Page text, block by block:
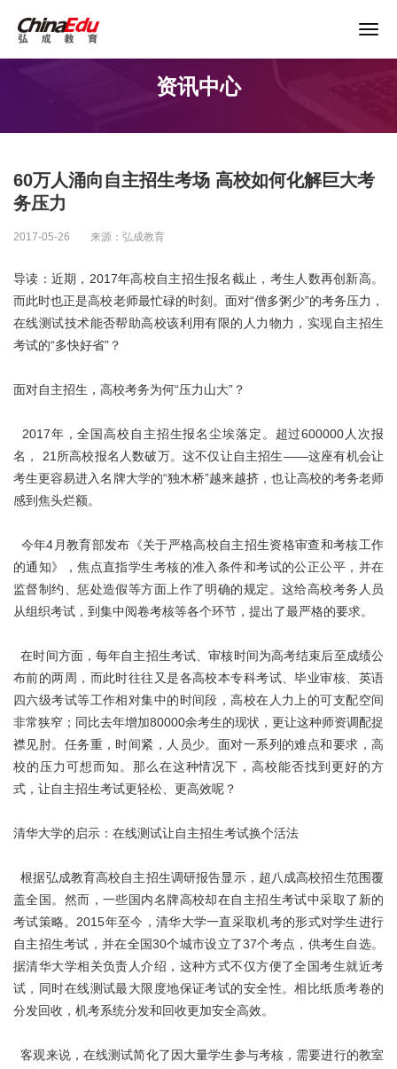
企业培训
教育产品
课程资源
资讯中心
60万人涌向自主招生考场 高校如何化解巨大考
务压力
2017-05-26 来源：弘成教育
导读：近期，2017年高校自主招生报名截止，考生人数再创新高。
而此时也正是高校老师最忙碌的时刻。面对“僧多粥少”的考务压力，
在线测试技术能否帮助高校该利用有限的人力物力，实现自主招生
考试的“多快好省”？
面对自主招生，高校考务为何“压力山大”？
2017年，全国高校自主招生报名尘埃落定。超过600000人次报
名， 21所高校报名人数破万。这不仅让自主招生——这座有机会让
考生更容易进入名牌大学的“独木桥”越来越挤，也让高校的考务老师
感到焦头烂额。
今年4月教育部发布《关于严格高校自主招生资格审查和考核工作
的通知》，焦点直指学生考核的准入条件和考试的公正公平，并在
监督制约、惩处造假等方面上作了明确的规定。这给高校考务人员
从组织考试，到集中阅卷考核等各个环节，提出了最严格的要求。
在时间方面，每年自主招生考试、审核时间为高考结束后至成绩公
布前的两周，而此时往往又是各高校本专科考试、毕业审核、英语
四六级考试等工作相对集中的时间段，高校在人力上的可支配空间
非常狭窄；同比去年增加80000余考生的现状，更让这种师资调配捉
襟见肘。任务重，时间紧，人员少。面对一系列的难点和要求，高
校的压力可想而知。那么在这种情况下，高校能否找到更好的方
式，让自主招生考试更轻松、更高效呢？
清华大学的启示：在线测试让自主招生考试换个活法
根据弘成教育高校自主招生调研报告显示，超八成高校招生范围覆
盖全国。然而，一些国内名牌高校却在自主招生考试中采取了新的
考试策略。2015年至今，清华大学一直采取机考的形式对学生进行
自主招生考试，并在全国30个城市设立了37个考点，供考生自选。
据清华大学相关负责人介绍，这种方式不仅方便了全国考生就近考
试，同时在线测试最大限度地保证考试的安全性。相比纸质考卷的
分发回收，机考系统分发和回收更加安全高效。
客观来说，在线测试简化了因大量学生参与考核，需要进行的教室